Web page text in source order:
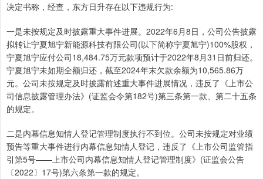
决定书称，经查，东方日升存在以下违规行为:
一是未按规定及时披露重大事件进展。2022年6月8日，公司公告披露
拟转让宁夏旭宁新能源科技有限公司(以下简称宁夏旭宁)100%股权，
宁夏旭宁应付公司18,484.75万元款项预计于2022年8月31日前归还。
宁夏旭宁未如期全额归还，截至2024年末欠款余额为10,565.86万
元。公司未按规定及时披露前述重大事件进展情况，违反了《上市公
司信息披露管理办法》(证监会令第182号)第三条第一款、第二十五条
的规定。
二是内幕信息知情人登记管理制度执行不到位。公司未按规定对业绩
预告等重大事件进行内幕信息知情人登记，违反了《上市公司监管指
引第5号——上市公司内幕信息知情人登记管理制度》(证监会公告
〔2022〕17号)第六条第一款的规定。